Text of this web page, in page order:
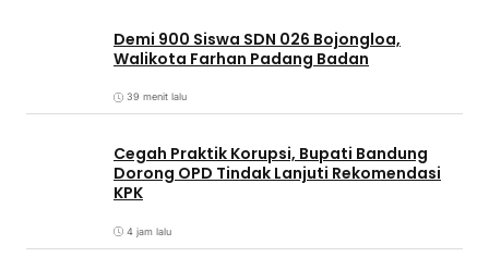
Demi 900 Siswa SDN 026 Bojongloa,
Walikota Farhan Padang Badan
39 menit lalu
Cegah Praktik Korupsi, Bupati Bandung
Dorong OPD Tindak Lanjuti Rekomendasi
KPK
4 jam lalu